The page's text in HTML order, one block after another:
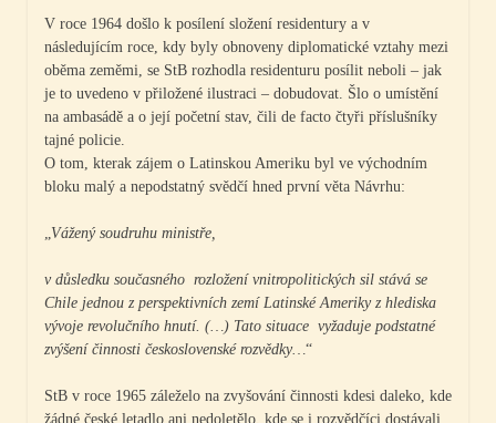
V roce 1964 došlo k posílení složení residentury a v
následujícím roce, kdy byly obnoveny diplomatické vztahy mezi
oběma zeměmi, se StB rozhodla residenturu posílit neboli – jak
je to uvedeno v přiložené ilustraci – dobudovat. Šlo o umístění
na ambasádě a o její početní stav, čili de facto čtyři příslušníky
tajné policie.
O tom, kterak zájem o Latinskou Ameriku byl ve východním
bloku malý a nepodstatný svědčí hned první věta Návrhu:
„Vážený soudruhu ministře,
v důsledku současného rozložení vnitropolitických sil stává se
Chile jednou z perspektivních zemí Latinské Ameriky z hlediska
vývoje revolučního hnutí. (…) Tato situace vyžaduje podstatné
zvýšení činnosti československé rozvědky…“
StB v roce 1965 záleželo na zvyšování činnosti kdesi daleko, kde
žádné české letadlo ani nedoletělo, kde se i rozvědčíci dostávali